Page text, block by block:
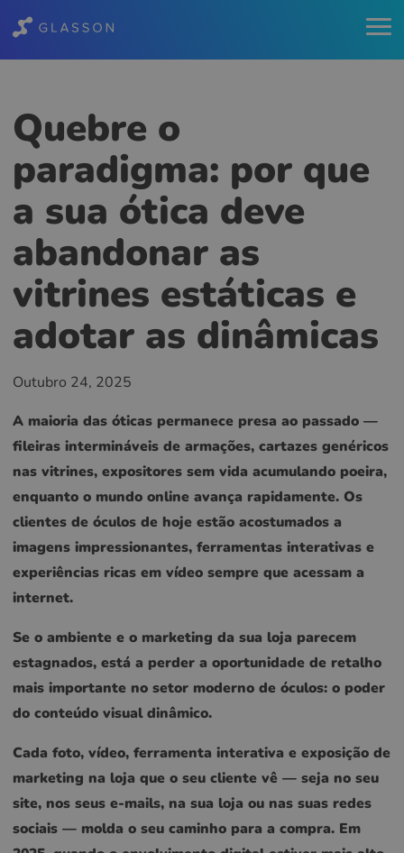
Quebre o
paradigma: por que
a sua ótica deve
abandonar as
vitrines estáticas e
adotar as dinâmicas
Outubro 24, 2025
A maioria das óticas permanece presa ao passado —
fileiras intermináveis de armações, cartazes genéricos
nas vitrines, expositores sem vida acumulando poeira,
enquanto o mundo online avança rapidamente. Os
clientes de óculos de hoje estão acostumados a
imagens impressionantes, ferramentas interativas e
experiências ricas em vídeo sempre que acessam a
internet.
Se o ambiente e o marketing da sua loja parecem
estagnados, está a perder a oportunidade de retalho
mais importante no setor moderno de óculos: o poder
do conteúdo visual dinâmico.
Cada foto, vídeo, ferramenta interativa e exposição de
marketing na loja que o seu cliente vê — seja no seu
site, nos seus e-mails, na sua loja ou nas suas redes
sociais — molda o seu caminho para a compra. Em